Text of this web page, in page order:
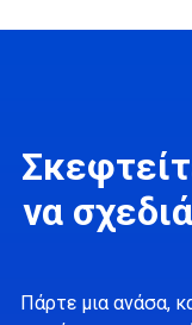
να
Πάρτε μια ανάσα,